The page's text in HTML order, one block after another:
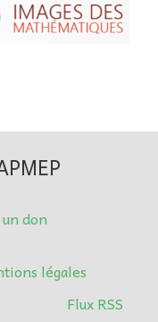
don
légales
Flux RSS